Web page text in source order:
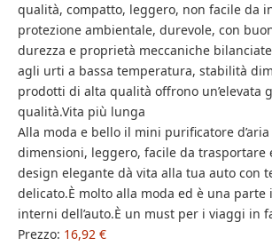
qualità, compatto, leggero, non facile da
protezione ambientale, durevole, con
durezza e proprietà meccaniche
agli urti a bassa temperatura, stabilità
prodotti di alta qualità offrono un’elevata
qualità.Vita più lunga
Alla moda e bello il mini purificatore
dimensioni, leggero, facile da trasportare
design elegante dà vita alla tua auto con
delicato.È molto alla moda ed è una parte
interni dell’auto.È un must per i viaggi in
Prezzo: 16,92 €